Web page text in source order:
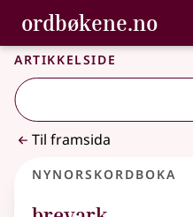
Gå til hovudinnhald
Tilgjenge
ordbøkene.no,
Bokmålsordboka og
Artikkelside
Til framsida
Nynorskordboka